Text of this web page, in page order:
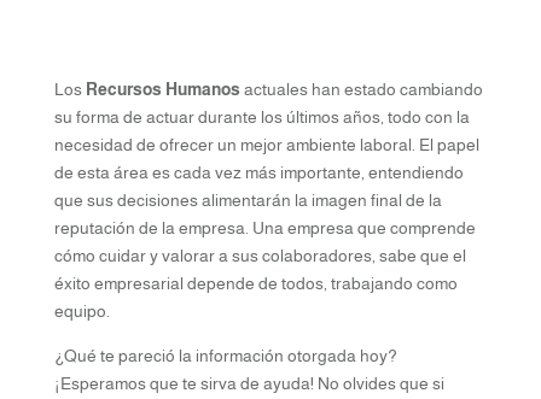
Los Recursos Humanos actuales han estado cambiando
su forma de actuar durante los últimos años, todo con la
necesidad de ofrecer un mejor ambiente laboral. El papel
de esta área es cada vez más importante, entendiendo
que sus decisiones alimentarán la imagen final de la
reputación de la empresa. Una empresa que comprende
cómo cuidar y valorar a sus colaboradores, sabe que el
éxito empresarial depende de todos, trabajando como
equipo.
¿Qué te pareció la información otorgada hoy?
¡Esperamos que te sirva de ayuda! No olvides que si